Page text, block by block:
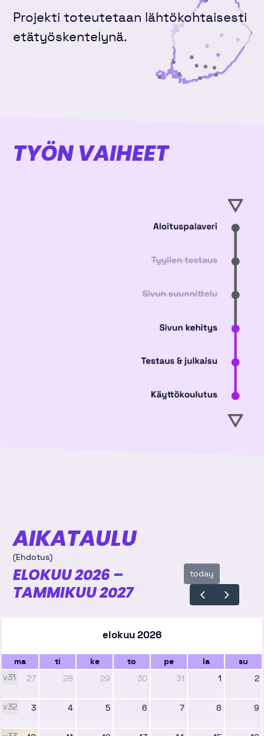
Projekti toteutetaan lähtökohtaisesti
etätyöskentelynä.
TYÖN VAIHEET
AIKATAULU
(Ehdotus)
ELOKUU 2026 –
TAMMIKUU 2027
today
elokuu 2026
ma ti ke to pe la
su
v31
27 28 29 30 31 1 2
v32 3 4 5 6 7 8 9